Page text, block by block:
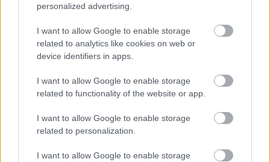
personalized advertising.
I want to allow Google to enable storage
related to analytics like cookies on web or
device identifiers in apps.
I want to allow Google to enable storage
related to functionality of the website or app.
I want to allow Google to enable storage
related to personalization.
I want to allow Google to enable storage
Hírlevél feliratkozás
Adja meg keresztnevét:
Adja
meg e-mail címét:
Nem szeretne lemaradni semmiről? Csak egy kattintás, és hírlevelünk a